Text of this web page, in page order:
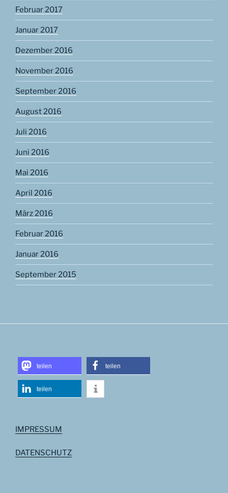
Februar 2017
Januar 2017
Dezember 2016
November 2016
September 2016
August 2016
Juli 2016
Juni 2016
Mai 2016
April 2016
März 2016
Februar 2016
Januar 2016
September 2015
teilen teilen
teilen
IMPRESSUM
DATENSCHUTZ